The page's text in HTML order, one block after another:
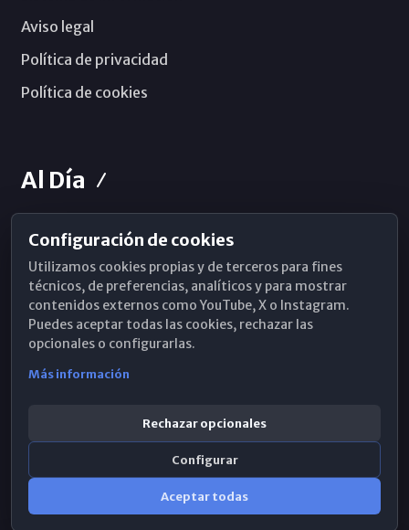
Aviso legal
Política de privacidad
Política de cookies
Al Día
Horarios de Misa
Hemeroteca
WhatsApp
Configuración de cookies
Utilizamos cookies propias y de terceros para fines
técnicos, de preferencias, analíticos y para mostrar
contenidos externos como YouTube, X o Instagram.
Puedes aceptar todas las cookies, rechazar las
opcionales o configurarlas.
Más información
Rechazar opcionales
Configurar
Aceptar todas